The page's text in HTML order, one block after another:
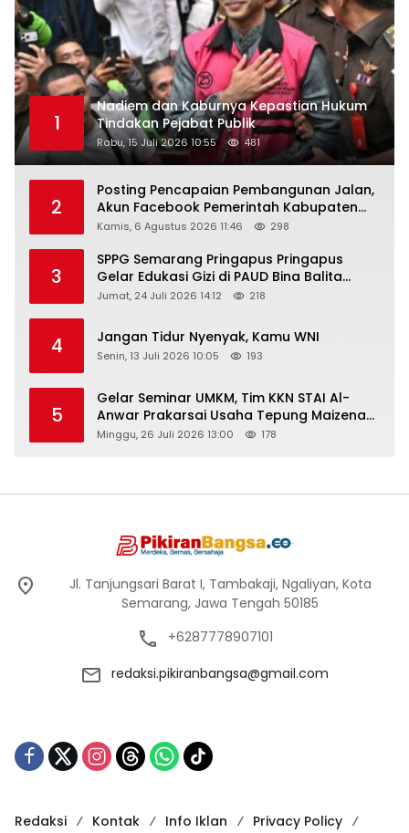
1
Nadiem dan Kaburnya Kepastian Hukum
Tindakan Pejabat Publik
Rabu, 15 Juli 2026 10:55 481
2
Posting Pencapaian Pembangunan Jalan,
Akun Facebook Pemerintah Kabupaten
Rembang “Dirujak” Warganet
Kamis, 6 Agustus 2026 11:46 298
3
SPPG Semarang Pringapus Pringapus
Gelar Edukasi Gizi di PAUD Bina Balita
Peringati Hari Anak Nasional 2026
Jumat, 24 Juli 2026 14:12 218
4 Jangan Tidur Nyenyak, Kamu WNI
Senin, 13 Juli 2026 10:05 193
5
Gelar Seminar UMKM, Tim KKN STAI Al-
Anwar Prakarsai Usaha Tepung Maizena
di Logung
Minggu, 26 Juli 2026 13:00 178
Jl. Tanjungsari Barat I, Tambakaji, Ngaliyan, Kota
Semarang, Jawa Tengah 50185
+6287778907101
redaksi.pikiranbangsa@gmail.com
Redaksi Kontak Info Iklan Privacy Policy